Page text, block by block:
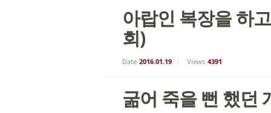
아랍인 복장을 하
회)
Date 2016.01.19 Views 4391
굶어 죽을 뻔 했던